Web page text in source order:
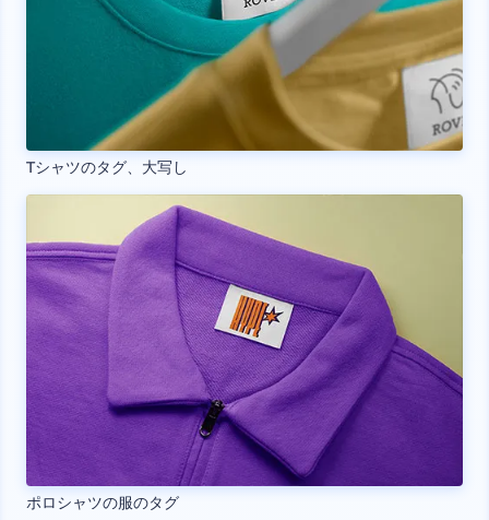
Tシャツのタグ、大写し
ポロシャツの服のタグ